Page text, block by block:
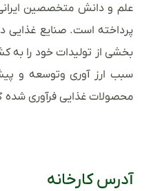
علم و دانش متخصصین
پرداخته است. صنایع غذایی
بخشی از تولیدات خود را به
سبب ارز آوری وتوسعه و
محصولات غذایی فرآوری شده
آدرس کارخانه